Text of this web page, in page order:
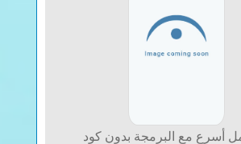
أسرع مع البرمجة بدون كود